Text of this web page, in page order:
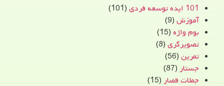
101 ایده توسعه فردی
(101)
آموزش (9)
بوم واژه (15)
تصویرگری (8)
تمرین (56)
جستار (87)
جملات قصار (15)